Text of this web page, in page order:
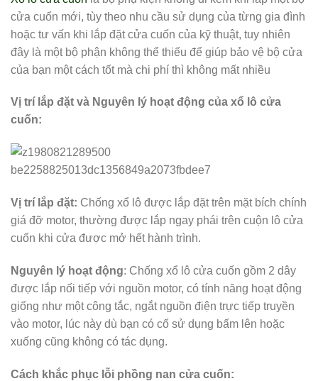
cửa cuốn mới, tùy theo nhu cầu sử dụng của từng gia đình
hoặc tư vấn khi lắp đặt cửa cuốn của kỹ thuật, tuy nhiên
đây là một bộ phận không thể thiếu để giúp bảo vệ bộ cửa
của bạn một cách tốt mà chi phí thì không mất nhiều
Vị trí lắp đặt và Nguyên lý hoạt động của xổ lô cửa
cuốn:
Vị trí lắp đặt: Chống xổ lô được lắp đặt trên mặt bích chính
giá đỡ motor, thường được lắp ngay phái trên cuộn lô cửa
cuốn khi cửa được mở hết hành trình.
Nguyên lý hoạt động: Chống xổ lô cửa cuốn gồm 2 dây
được lắp nối tiếp với nguồn motor, có tính năng hoạt động
giống như một công tắc, ngắt nguồn điện trực tiếp truyền
vào motor, lúc này dù bạn có cố sử dụng bấm lên hoặc
xuống cũng không có tác dụng.
Cách khắc phục lỗi phồng nan cửa cuốn: